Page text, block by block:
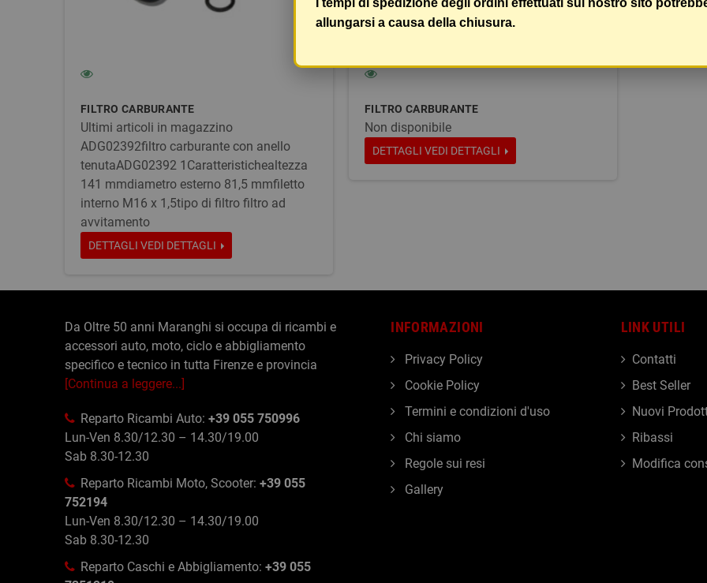
FILTRO CARBURANTE
Ultimi articoli in magazzino
ADG02392filtro carburante con anello
tenutaADG02392 1Caratteristichealtezza
141 mmdiametro esterno 81,5 mmfiletto
interno M16 x 1,5tipo di filtro filtro ad
avvitamento
DETTAGLI VEDI DETTAGLI
FILTRO CARBURANTE
Non disponibile
DETTAGLI VEDI DETTAGLI
allungarsi a causa della chiusura.
Da Oltre 50 anni Maranghi si occupa di ricambi e
accessori auto, moto, ciclo e abbigliamento
specifico e tecnico in tutta Firenze e provincia
[Continua a leggere...]
Reparto Ricambi Auto: +39 055 750996
Lun-Ven 8.30/12.30 – 14.30/19.00
Sab 8.30-12.30
Reparto Ricambi Moto, Scooter: +39 055
752194
Lun-Ven 8.30/12.30 – 14.30/19.00
Sab 8.30-12.30
Reparto Caschi e Abbigliamento: +39 055
LINK UTILI
Contatti
Best Seller
Nuovi
Ribassi
Modifica
INFORMAZIONI
Privacy Policy
Cookie Policy
Termini e condizioni d'uso
Chi siamo
Regole sui resi
Gallery